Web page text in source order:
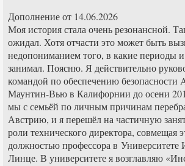
Дополнение от 14.06.2026
Моя история стала очень резонансной.
ожидал. Хотя отчасти это может быть
недопониманием того, в какие периоды
занимал. Поясню. Я действительно
командой по обеспечению безопасности
Маунтин-Вью в Калифорнии до осени
мы с семьёй по личным причинам
Австрию, и я перешёл на частичную
роли технического директора, совмещая
должностью профессора в Университете
Линце. В университете я возглавляю